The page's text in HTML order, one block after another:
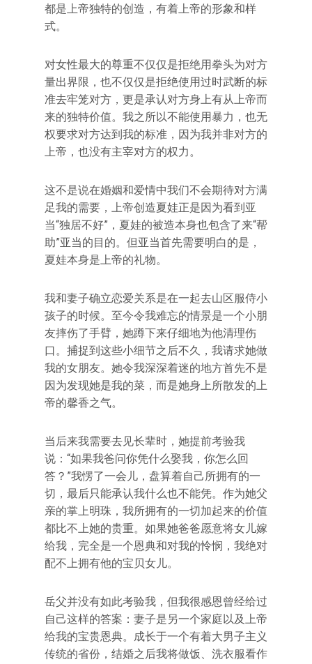
都是上帝独特的创造，有着上帝的形象和样
式。
对女性最大的尊重不仅仅是拒绝用拳头为对方
量出界限，也不仅仅是拒绝使用过时武断的标
准去牢笼对方，更是承认对方身上有从上帝而
来的独特价值。我之所以不能使用暴力，也无
权要求对方达到我的标准，因为我并非对方的
上帝，也没有主宰对方的权力。
这不是说在婚姻和爱情中我们不会期待对方满
足我的需要，上帝创造夏娃正是因为看到亚
当“独居不好”，夏娃的被造本身也包含了来“帮
助”亚当的目的。但亚当首先需要明白的是，
夏娃本身是上帝的礼物。
我和妻子确立恋爱关系是在一起去山区服侍小
孩子的时候。至今令我难忘的情景是一个小朋
友摔伤了手臂，她蹲下来仔细地为他清理伤
口。捕捉到这些小细节之后不久，我请求她做
我的女朋友。她令我深深着迷的地方首先不是
因为发现她是我的菜，而是她身上所散发的上
帝的馨香之气。
当后来我需要去见长辈时，她提前考验我
说：“如果我爸问你凭什么娶我，你怎么回
答？”我愣了一会儿，盘算着自己所拥有的一
切，最后只能承认我什么也不能凭。作为她父
亲的掌上明珠，我所拥有的一切加起来的价值
都比不上她的贵重。如果她爸爸愿意将女儿嫁
给我，完全是一个恩典和对我的怜悯，我绝对
配不上拥有他的宝贝女儿。
岳父并没有如此考验我，但我很感恩曾经给过
自己这样的答案：妻子是另一个家庭以及上帝
给我的宝贵恩典。成长于一个有着大男子主义
传统的省份，结婚之后我将做饭、洗衣服看作